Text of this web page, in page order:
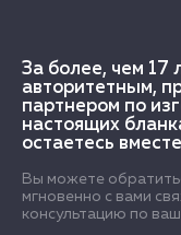
За более, чем 17
авторитетным,
партнером по
настоящих
остаетесь
Вы можете
мгновенно с вами
консультацию по